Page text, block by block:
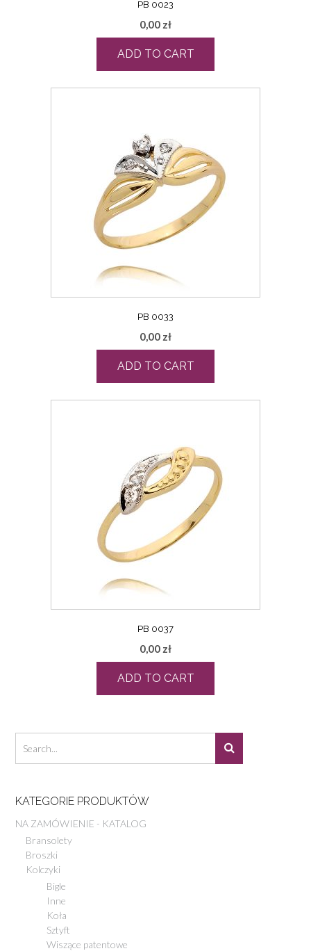
PB 0023
0,00 zł
ADD TO CART
PB 0033
0,00 zł
ADD TO CART
PB 0037
0,00 zł
ADD TO CART
KATEGORIE PRODUKTÓW
NA ZAMÓWIENIE - KATALOG
Bransolety
Broszki
Kolczyki
Bigle
Inne
Koła
Sztyft
Wiszące patentowe